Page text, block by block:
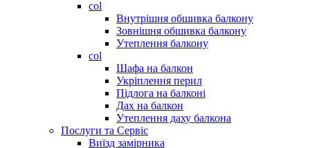
col
Внутрішня обшивка балкону
Зовнішня обшивка балкону
Утеплення балкону
col
Шафа на балкон
Укріплення перил
Підлога на балконі
Дах на балкон
Утеплення даху балкона
Послуги та Сервіс
Виїзд замірника